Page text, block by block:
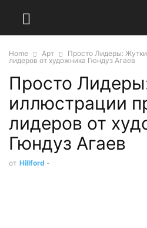
Home Арт
Просто Лидеры:
лидеров от художника Гюндуз Агаев
Просто
иллюстрации
лидеров от
Гюндуз Агаев
от Hillford -